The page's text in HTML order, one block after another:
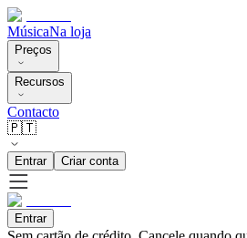
MúsicaNa loja
Preços
Recursos
Contacto
🇵🇹
Entrar Criar conta
Entrar